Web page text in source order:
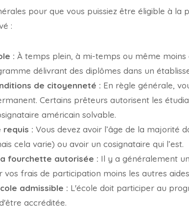
pour que vous puissiez être éligible à la
:
: À temps plein, à mi-temps ou même
délivrant des diplômes dans un
de citoyenneté : En règle générale,
Certains prêteurs autorisent les
américain solvable.
: Vous devez avoir l’âge de la majorité
cela varie) ou avoir un cosignataire qui l’est.
fourchette autorisée : Il y a généralement
frais de participation moins les autres
admissible : L'école doit participer au
accréditée.